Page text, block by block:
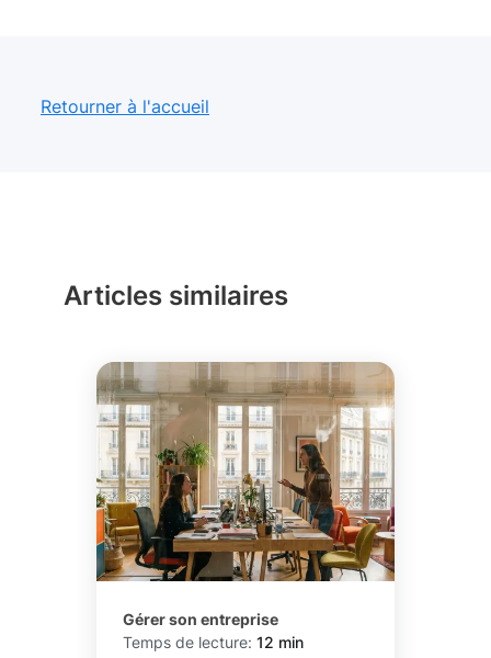
Retourner à l'accueil
Articles similaires
Gérer son entreprise
Temps de lecture: 12 min